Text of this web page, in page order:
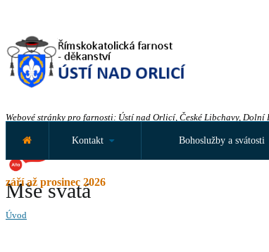
Webové stránky pro farnosti: Ústí nad Orlicí, České Libchavy, Dolní
září až prosinec 2026
Kontakt Bohoslužby a svátosti
Mše svatá
Úvod